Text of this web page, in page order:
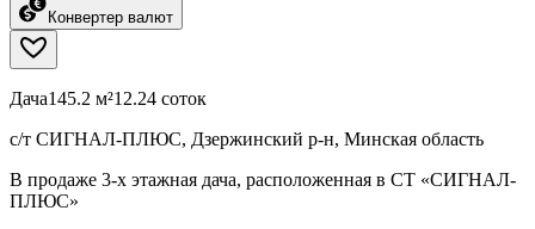
Конвертер валют
Дача145.2 м²12.24 соток
с/т СИГНАЛ-ПЛЮС, Дзержинский р-н, Минская область
В продаже 3-х этажная дача, расположенная в СТ «СИГНАЛ-
ПЛЮС»